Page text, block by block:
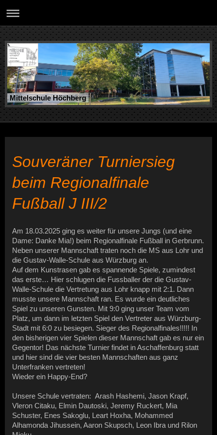
Mittelschule Höchberg
Souveräner Turniersieg
beim Regionalfinale
Fußball J III/2
Am 18.03.2025 ging es weiter für unsere Jungs (und eine
Dame: Danke Mia!) beim Regionalfinale Fußball in Gerbrunn.
Neben unserer Mannschaft traten noch die MS aus Lohr und
die Gustav-Walle-Schule aus Würzburg an.
Auf dem Kunstrasen gab es spannende Spiele, zumindest
das erste… Hier schlugen die Fussballer der die Gustav-
Walle-Schule die Vertretung aus Lohr knapp mit 2:1. Dann
musste unsere Mannschaft ran. Es wurde ein deutliches
Spiel zu unseren Gunsten. Mit 9:0 ging unser Team vom
Platz, um dann im letzten Spiel den Vertreter aus Würzburg-
Stadt mit 6:0 zu besiegen. Sieger des Regionalfinales!!!!! In
den bisherigen vier Spielen dieser Mannschaft gab es nur ein
Gegentor! Das nächste Turnier findet in Aschaffenburg statt
und hier sind die vier besten Mannschaften aus ganz
Unterfranken vertreten!
Wieder ein Happy-End?
Unsere Schule vertraten: Arash Hashemi, Jason Krapf,
Vleron Citaku, Elmin Dautoski, Jeremy Ruckert, Mia
Schuster, Enes Sakoglu, Leart Hoxha, Mohammed
Alhamonda Jihussein, Aaron Skupsch, Leon Ibra und Rilon